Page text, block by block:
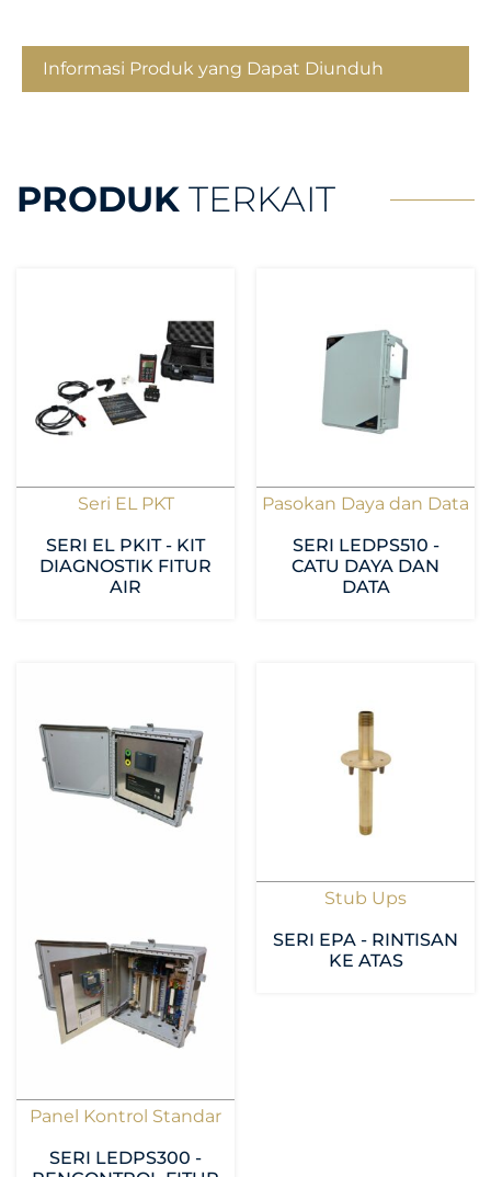
Informasi Produk yang Dapat Diunduh
PRODUK TERKAIT
Seri EL PKT
SERI EL PKIT - KIT
DIAGNOSTIK FITUR
AIR
Pasokan Daya dan Data
SERI LEDPS510 -
CATU DAYA DAN
DATA
Panel Kontrol Standar
SERI LEDPS300 -
Stub Ups
SERI EPA - RINTISAN
KE ATAS